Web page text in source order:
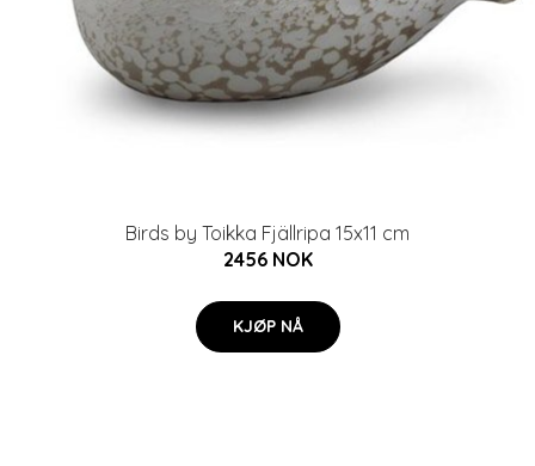
Birds by Toikka Fjällripa 15x11 cm
2456 NOK
KJØP NÅ